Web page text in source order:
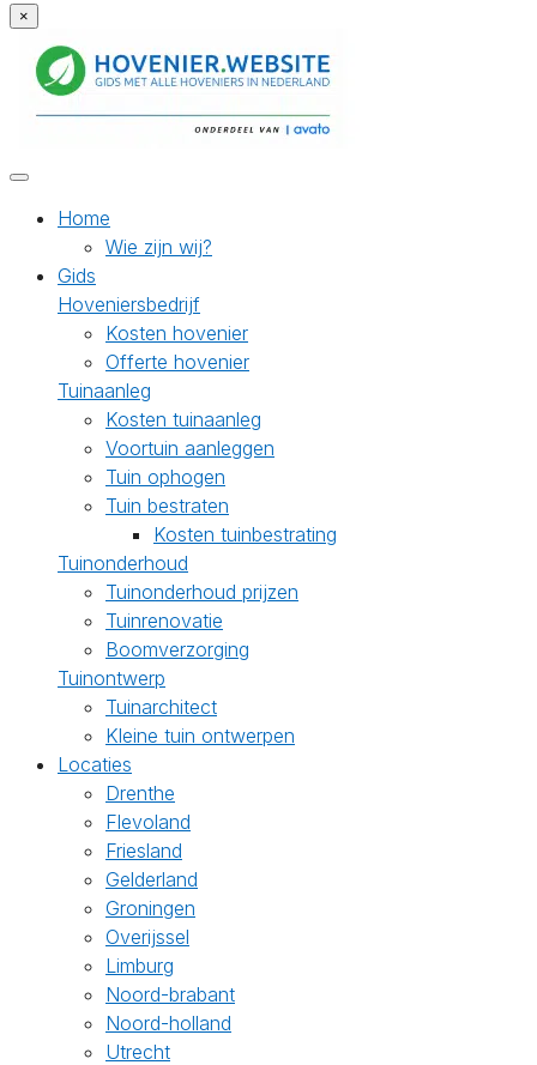
×
Home
Wie zijn wij?
Gids
Hoveniersbedrijf
Kosten hovenier
Offerte hovenier
Tuinaanleg
Kosten tuinaanleg
Voortuin aanleggen
Tuin ophogen
Tuin bestraten
Kosten tuinbestrating
Tuinonderhoud
Tuinonderhoud prijzen
Tuinrenovatie
Boomverzorging
Tuinontwerp
Tuinarchitect
Kleine tuin ontwerpen
Locaties
Drenthe
Flevoland
Friesland
Gelderland
Groningen
Overijssel
Limburg
Noord-brabant
Noord-holland
Utrecht